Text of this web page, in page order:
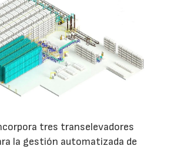
tres transelevadores
la gestión automatizada de